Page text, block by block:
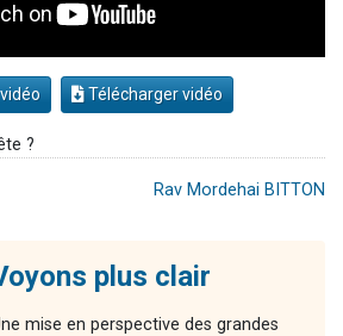
Télécharger vidéo
?
Rav Mordehai BITTON
plus clair
mise en perspective des grandes